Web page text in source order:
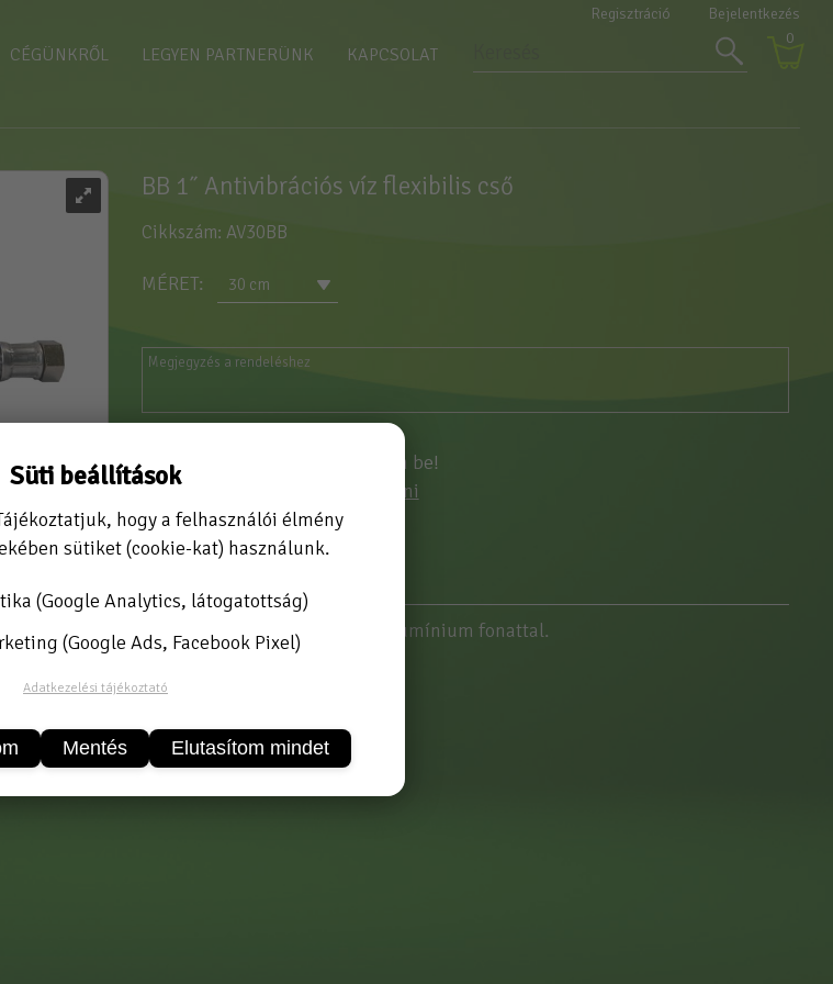
Regisztráció
Bejelentkezés
0
CÉGÜNKRŐL LEGYEN PARTNERÜNK KAPCSOLAT
BB 1˝ Antivibrációs víz flexibilis cső
Cikkszám: AV30BB
MÉRET 30 cm
Vásárláshoz kérjük jelentkezzen be!
Új partnerként
itt tud regisztrálni
csöveink magas minőségben. Extra erős alumínium fonattal.
Süti beállítások
hogy a felhasználói élmény
sütiket (cookie-kat) használunk.
(Google Analytics, látogatottság)
(Google Ads, Facebook Pixel)
Adatkezelési tájékoztató
Mentés Elutasítom mindet